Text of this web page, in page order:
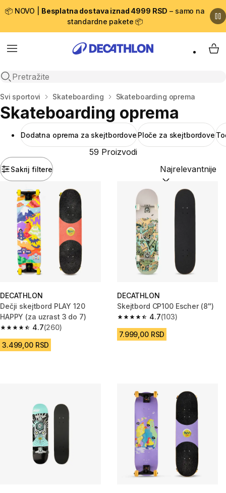
📦 NOVO | Besplatna dostava iznad 4999 RSD – samo na
standardne pakete 📦
Menu
Open search
My
Početna stranica
Svi sportovi Skateboarding Skateboarding oprema
Skateboarding oprema
Dodatna oprema za skejtbordove Ploče za skejtbordove
Sakrij filtere
59 Proizvodi
Sortiraj po:
DECATHLON
Dečji skejtbord PLAY 120
HAPPY (za uzrast 3 do 7)
4.7
4.7 od 5 zvezdica from 260 Recenzije
(260)
3.499,00 RSD
DECATHLON
Skejtbord CP100 Escher (8'')
4.7
4.7 od 5 zvezdica from 103
(103)
7.999,00 RSD